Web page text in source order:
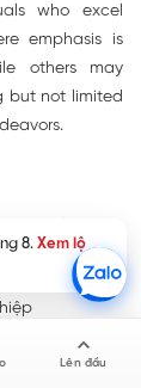
who excel
emphasis is
others may
but not limited
Lên đầu
8. Xem lộ